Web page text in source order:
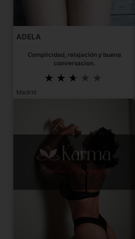
ADELA
Complicidad, relajación y buena
conversacion.
Madrid